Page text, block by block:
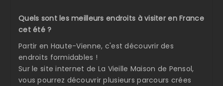
Quels sont les meilleurs endroits à visiter en France
cet été ?
Partir en Haute-Vienne, c'est découvrir des
endroits formidables !
Sur le site internet de La Vieille Maison de Pensol,
vous pourrez découvrir plusieurs parcours crées